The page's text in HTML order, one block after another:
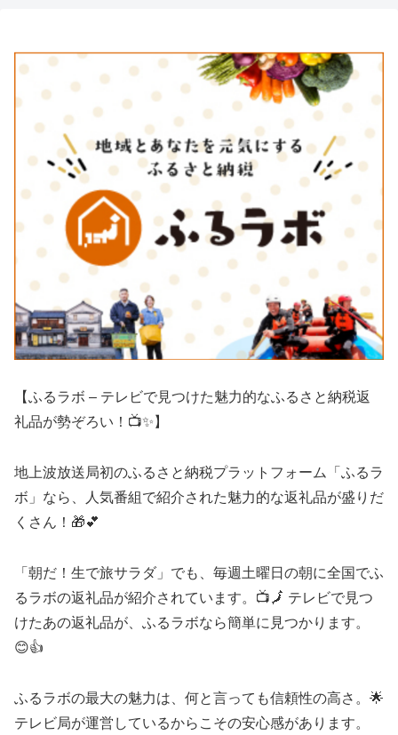
【ふるラボ – テレビで見つけた魅力的なふるさと納税返
礼品が勢ぞろい！📺✨】
地上波放送局初のふるさと納税プラットフォーム「ふるラ
ボ」なら、人気番組で紹介された魅力的な返礼品が盛りだ
くさん！🎁💕
「朝だ！生で旅サラダ」でも、毎週土曜日の朝に全国でふ
るラボの返礼品が紹介されています。📺🗾 テレビで見つ
けたあの返礼品が、ふるラボなら簡単に見つかります。
😊👍
ふるラボの最大の魅力は、何と言っても信頼性の高さ。🌟
テレビ局が運営しているからこその安心感があります。